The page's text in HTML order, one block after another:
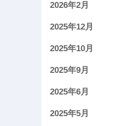
2026年2月
2025年12月
2025年10月
2025年9月
2025年6月
2025年5月